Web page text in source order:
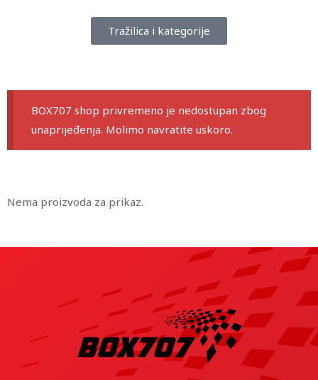
Tražilica i kategorije
BOX707 shop privremeno je nedostupan zbog
unaprijeđenja. Molimo navratite uskoro.
Nema proizvoda za prikaz.